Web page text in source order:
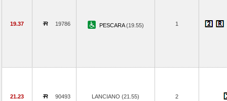
19.37 19786 PESCARA(19.55) 1
21.23 90493 LANCIANO (21.55) 2